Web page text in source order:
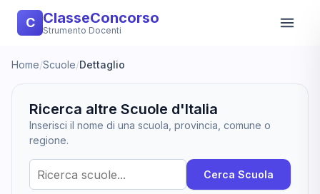
C ClasseConcorso
Strumento Docenti
Home/Scuole/Dettaglio
Ricerca altre Scuole d'Italia
Inserisci il nome di una scuola, provincia, comune o
regione.
Cerca Scuola